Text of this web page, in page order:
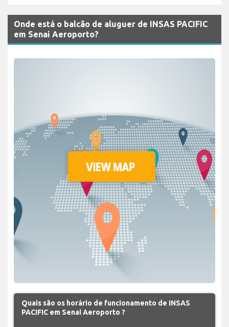
Onde está o balcão de aluguer de INSAS PACIFIC
em Senai Aeroporto?
Quais são os horário de funcionamento de INSAS
PACIFIC em Senai Aeroporto ?